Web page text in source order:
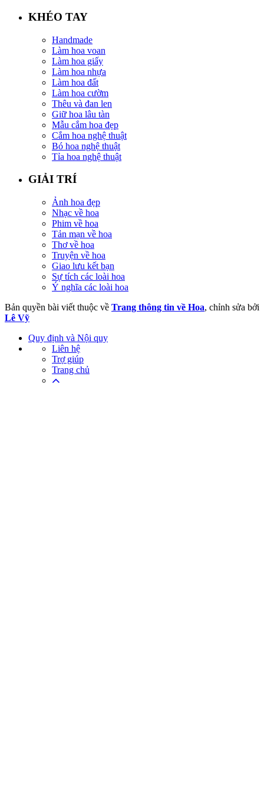
KHÉO TAY
Handmade
Làm hoa voan
Làm hoa giấy
Làm hoa nhựa
Làm hoa đất
Làm hoa cườm
Thêu và đan len
Giữ hoa lâu tàn
Mẫu cắm hoa đẹp
Cắm hoa nghệ thuật
Bó hoa nghệ thuật
Tỉa hoa nghệ thuật
GIẢI TRÍ
Ảnh hoa đẹp
Nhạc về hoa
Phim về hoa
Tản mạn về hoa
Thơ về hoa
Truyện về hoa
Giao lưu kết bạn
Sự tích các loài hoa
Ý nghĩa các loài hoa
Bản quyền bài viết thuộc về Trang thông tin về Hoa, chỉnh sửa bởi
Lê Vỹ
Quy định và Nội quy
Liên hệ
Trợ giúp
Trang chủ